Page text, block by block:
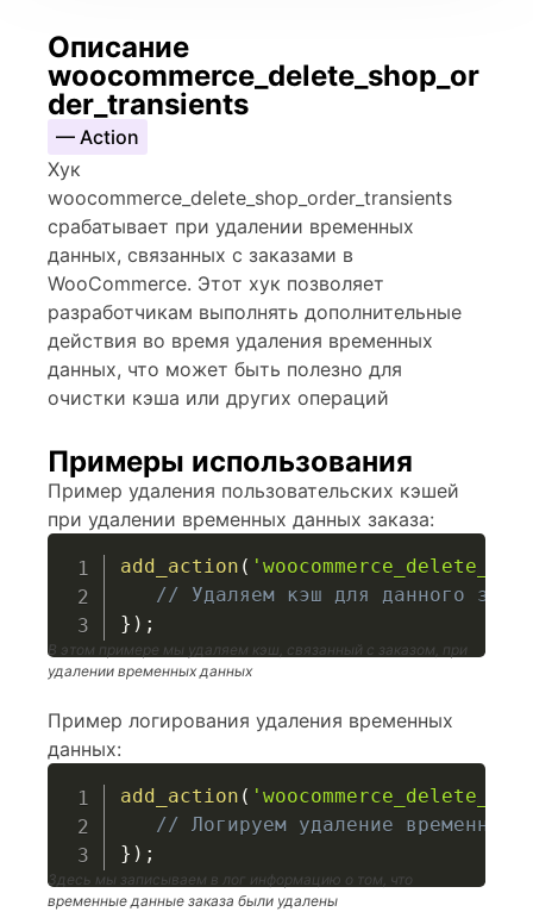
Описание
woocommerce_delete_shop_or
der_transients
— Action
Хук
woocommerce_delete_shop_order_transients
срабатывает при удалении временных
данных, связанных с заказами в
WooCommerce. Этот хук позволяет
разработчикам выполнять дополнительные
действия во время удаления временных
данных, что может быть полезно для
очистки кэша или других операций
Примеры использования
Пример удаления пользовательских кэшей
при удалении временных данных заказа:
add_action (
// Удаляем кэш для данного
} ) ;
В этом примере мы удаляем кэш, связанный с заказом, при
удалении временных данных
Пример логирования удаления временных
данных:
add_action (
// Логируем удаление
} ) ;
Здесь мы записываем в лог информацию о том, что
временные данные заказа были удалены